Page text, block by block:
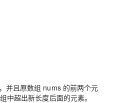
并且原数组 nums 的前两个元
中超出新长度后面的元素。